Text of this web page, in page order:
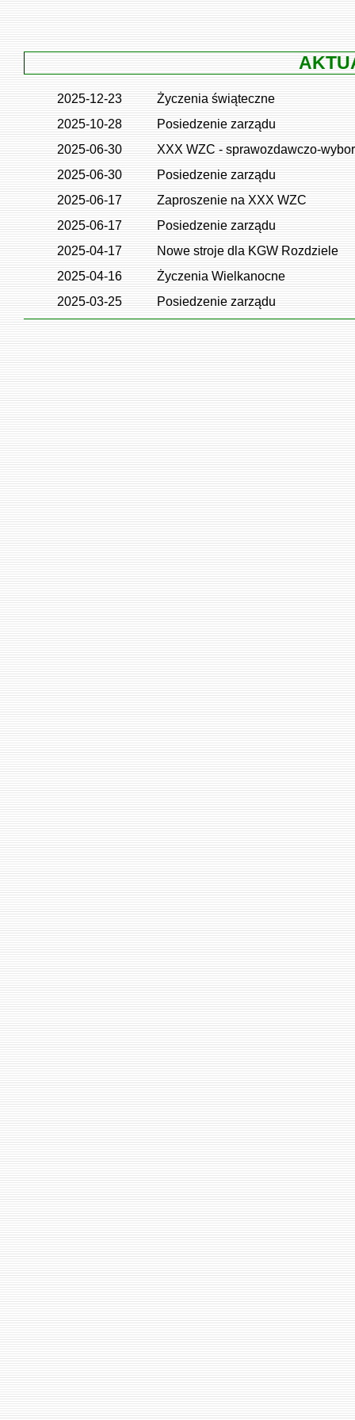
2025-12-23
Życzenia świąteczne
2025-10-28
Posiedzenie zarządu
2025-06-30
XXX WZC - sprawozdawczo-
2025-06-30
Posiedzenie zarządu
2025-06-17
Zaproszenie na XXX WZC
2025-06-17
Posiedzenie zarządu
2025-04-17
Nowe stroje dla KGW Rozdziele
2025-04-16
Życzenia Wielkanocne
2025-03-25
Posiedzenie zarządu